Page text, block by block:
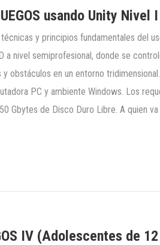
usando Unity Nivel I
y principios fundamentales del
a nivel semiprofesional, donde se
obstáculos en un entorno
PC y ambiente Windows. Los
Gbytes de Disco Duro Libre. A quien
IV (Adolescentes de